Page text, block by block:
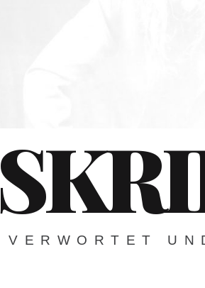
VERWORTET